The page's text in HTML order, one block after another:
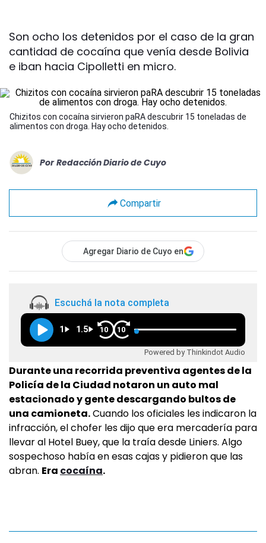
Son ocho los detenidos por el caso de la gran
cantidad de cocaína que venía desde Bolivia
e iban hacia Cipolletti en micro.
Chizitos con cocaína sirvieron paRA descubrir 15 toneladas de
alimentos con droga. Hay ocho detenidos.
Por Redacción Diario de Cuyo
Compartir
Agregar Diario de Cuyo en
Escuchá la nota completa
1 1.5 10 10
Powered by Thinkindot Audio
Durante una recorrida preventiva agentes de la
Policía de la Ciudad notaron un auto mal
estacionado y gente descargando bultos de
una camioneta.Cuando los oficiales les indicaron la
infracción, el chofer les dijo que era mercadería para
llevar al Hotel Buey, que la traía desde Liniers. Algo
sospechoso había en esas cajas y pidieron que las
abran. Era cocaína.